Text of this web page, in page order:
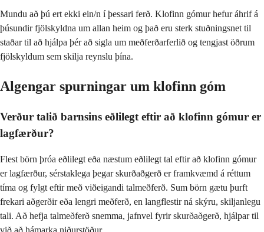
Mundu að þú ert ekki ein/n í þessari ferð. Klofinn gómur hefur áhrif á
þúsundir fjölskyldna um allan heim og það eru sterk stuðningsnet til
staðar til að hjálpa þér að sigla um meðferðarferlið og tengjast öðrum
fjölskyldum sem skilja reynslu þína.
Algengar spurningar um klofinn góm
Verður talið barnsins eðlilegt eftir að klofinn gómur er
lagfærður?
Flest börn þróa eðlilegt eða næstum eðlilegt tal eftir að klofinn gómur
er lagfærður, sérstaklega þegar skurðaðgerð er framkvæmd á réttum
tíma og fylgt eftir með viðeigandi talmeðferð. Sum börn gætu þurft
frekari aðgerðir eða lengri meðferð, en langflestir ná skýru, skiljanlegu
tali. Að hefja talmeðferð snemma, jafnvel fyrir skurðaðgerð, hjálpar til